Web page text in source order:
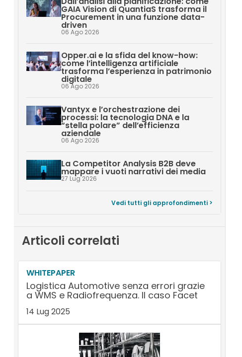
GAIA Vision di QuantiaS trasforma il
Procurement in una funzione data-
driven
06 Ago 2026
Opper.ai e la sfida del know-how:
come l’intelligenza artificiale
trasforma l’esperienza in patrimonio
digitale
06 Ago 2026
Vantyx e l’orchestrazione dei
processi: la tecnologia DNA e la
“stella polare” dell’efficienza
aziendale
06 Ago 2026
La Competitor Analysis B2B deve
mappare i vuoti narrativi dei media
27 Lug 2026
Vedi tutti gli approfondimenti >
Articoli correlati
WHITEPAPER
Logistica Automotive senza errori grazie
a WMS e Radiofrequenza. Il caso Facet
14 Lug 2025